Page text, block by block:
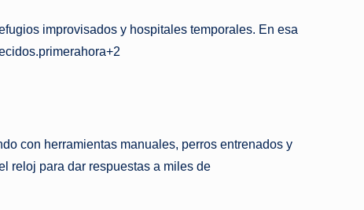
improvisados y hospitales temporales. En esa
con herramientas manuales, perros entrenados y
reloj para dar respuestas a miles de